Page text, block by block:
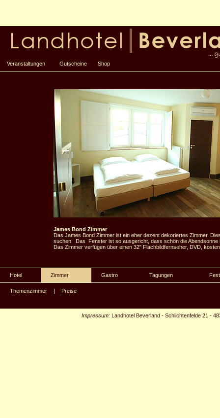
Veranstaltungen Gutscheine Shop
James Bond Zimmer
Das James Bond Zimmer ist ein eher dezent dekoriertes Zimmer.
suchen. Das Fenster ist so ausgericht, dass schön die Abendsonne
Das Zimmer verfügen über einen 32" Flachbildfernseher, DVD,
Hotel Zimmer Gastro Tagungen
Themenzimmer | Preise
Impressum: Landhotel Beverland- Schlichtenfelde 21 -